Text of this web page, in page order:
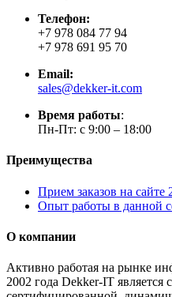
Телефон:
+7 978 084 77 94
+7 978 691 95 70
Email:
sales@dekker-it.com
Время работы:
Пн-Пт: с 9:00 – 18:00
Преимущества
Прием заказов на сайте
Опыт работы в данной
О компании
Активно работая на рынке
2002 года Dekker-IT является